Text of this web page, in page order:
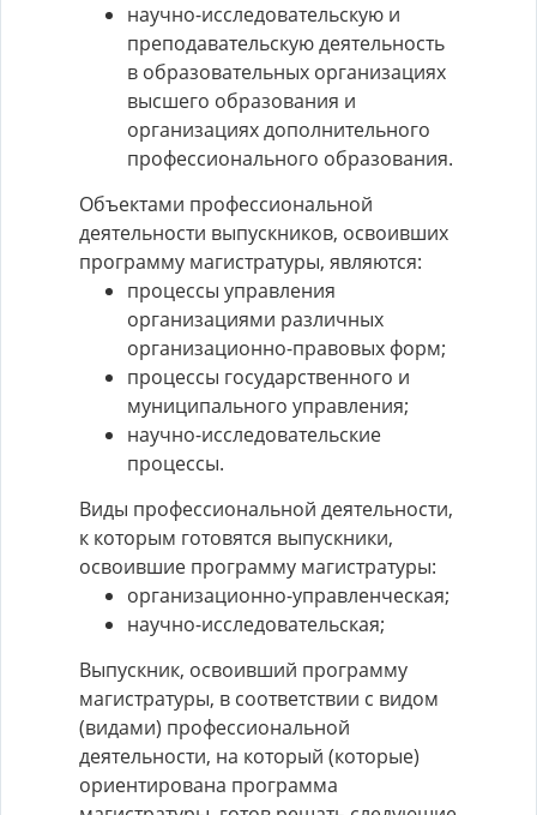
научно-исследовательскую и
преподавательскую деятельность
в образовательных организациях
высшего образования и
организациях дополнительного
профессионального образования.
Объектами профессиональной
деятельности выпускников, освоивших
программу магистратуры, являются:
процессы управления
организациями различных
организационно-правовых форм;
процессы государственного и
муниципального управления;
научно-исследовательские
процессы.
Виды профессиональной деятельности,
к которым готовятся выпускники,
освоившие программу магистратуры:
организационно-управленческая;
научно-исследовательская;
Выпускник, освоивший программу
магистратуры, в соответствии с видом
(видами) профессиональной
деятельности, на который (которые)
ориентирована программа